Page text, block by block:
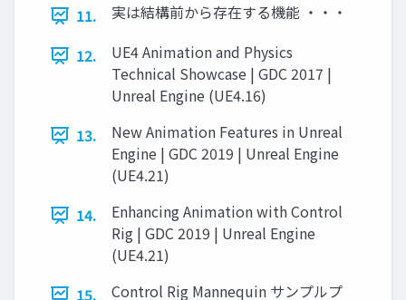
11.
実は結構前から存在する機能 ・・・
12.
UE4 Animation and Physics
Technical Showcase | GDC 2017 |
Unreal Engine (UE4.16)
13.
New Animation Features in Unreal
Engine | GDC 2019 | Unreal Engine
(UE4.21)
14.
Enhancing Animation with Control
Rig | GDC 2019 | Unreal Engine
(UE4.21)
15.
Control Rig Mannequin サンプルプ